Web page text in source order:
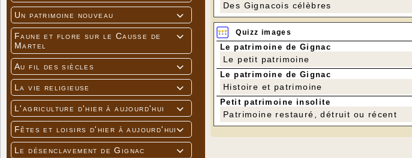

Un patrimoine nouveau

Faune et flore sur le Causse de
Martel

Au fil des siècles

La vie religieuse

L'agriculture d'hier à aujourd'hui

Fêtes et loisirs d'hier à aujourd'hui

Le désenclavement de Gignac
Des Gignacois célèbres
Quizz images
Le patrimoine de Gignac
Le petit patrimoine
Le patrimoine de Gignac
Histoire et patrimoine
Petit patrimoine insolite
Patrimoine restauré, détruit ou récent